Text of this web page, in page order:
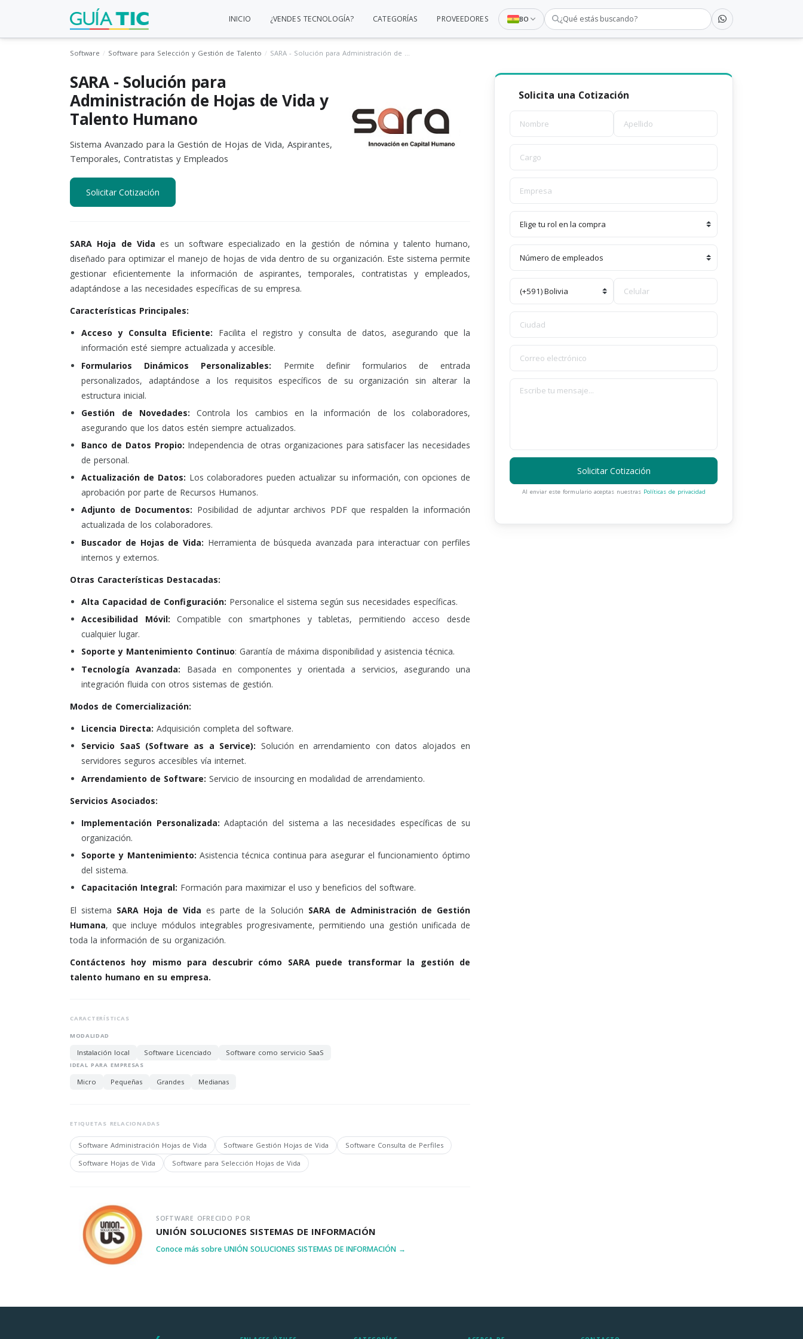
BO ¿Qué estás buscando?
INICIO ¿VENDES TECNOLOGÍA? CATEGORÍAS PROVEEDORES
Software Software para Selección y Gestión de Talento SARA - Solución para Administración de Hojas de Vida y Talento Humano
SARA - Solución para
Administración de Hojas de Vida y
Talento Humano
Sistema Avanzado para la Gestión de Hojas de Vida, Aspirantes,
Temporales, Contratistas y Empleados
Solicitar Cotización
SARA Hoja de Vida es un software especializado en la gestión de nómina y talento humano,
diseñado para optimizar el manejo de hojas de vida dentro de su organización. Este sistema permite
gestionar eficientemente la información de aspirantes, temporales, contratistas y empleados,
adaptándose a las necesidades específicas de su empresa.
Características Principales:
Acceso y Consulta Eficiente: Facilita el registro y consulta de datos, asegurando que la
información esté siempre actualizada y accesible.
Formularios Dinámicos Personalizables: Permite definir formularios de entrada
personalizados, adaptándose a los requisitos específicos de su organización sin alterar la
estructura inicial.
Gestión de Novedades: Controla los cambios en la información de los colaboradores,
asegurando que los datos estén siempre actualizados.
Banco de Datos Propio: Independencia de otras organizaciones para satisfacer las necesidades
de personal.
Actualización de Datos: Los colaboradores pueden actualizar su información, con opciones de
aprobación por parte de Recursos Humanos.
Adjunto de Documentos: Posibilidad de adjuntar archivos PDF que respalden la información
actualizada de los colaboradores.
Buscador de Hojas de Vida: Herramienta de búsqueda avanzada para interactuar con perfiles
internos y externos.
Otras Características Destacadas:
Alta Capacidad de Configuración: Personalice el sistema según sus necesidades específicas.
Accesibilidad Móvil: Compatible con smartphones y tabletas, permitiendo acceso desde
cualquier lugar.
Soporte y Mantenimiento Continuo: Garantía de máxima disponibilidad y asistencia técnica.
Tecnología Avanzada: Basada en componentes y orientada a servicios, asegurando una
integración fluida con otros sistemas de gestión.
Modos de Comercialización:
Licencia Directa: Adquisición completa del software.
Servicio SaaS (Software as a Service): Solución en arrendamiento con datos alojados en
servidores seguros accesibles vía internet.
Arrendamiento de Software:Servicio de insourcing en modalidad de arrendamiento.
Servicios Asociados:
Implementación Personalizada: Adaptación del sistema a las necesidades específicas de su
organización.
Soporte y Mantenimiento: Asistencia técnica continua para asegurar el funcionamiento óptimo
del sistema.
Capacitación Integral: Formación para maximizar el uso y beneficios del software.
El sistema SARA Hoja de Vida es parte de la Solución SARA de Administración de Gestión
Humana, que incluye módulos integrables progresivamente, permitiendo una gestión unificada de
toda la información de su organización.
Contáctenos hoy mismo para descubrir cómo SARA puede transformar la gestión de
talento humano en su empresa.
CARACTERÍSTICAS
MODALIDAD
Instalación local Software Licenciado Software como servicio SaaS
IDEAL PARA EMPRESAS
Micro Pequeñas Grandes Medianas
ETIQUETAS RELACIONADAS
Software Administración Hojas de Vida Software Gestión Hojas de Vida
Software Consulta de Perfiles
Software Hojas de Vida
Software para Selección Hojas de Vida
SOFTWARE OFRECIDO POR
UNIÓN SOLUCIONES SISTEMAS DE INFORMACIÓN
Conoce más sobre UNIÓN SOLUCIONES SISTEMAS DE INFORMACIÓN →
Solicita una Cotización
Al enviar este formulario aceptas nuestras Políticas de privacidad
Solicitar Cotización